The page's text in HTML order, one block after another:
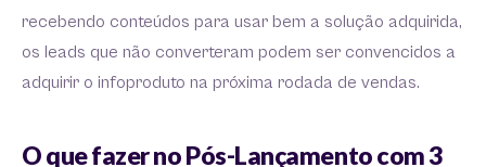
recebendo conteúdos para usar bem a solução adquirida,
os leads que não converteram podem ser convencidos a
adquirir o infoproduto na próxima rodada de vendas.
O que fazer no Pós-Lançamento com 3